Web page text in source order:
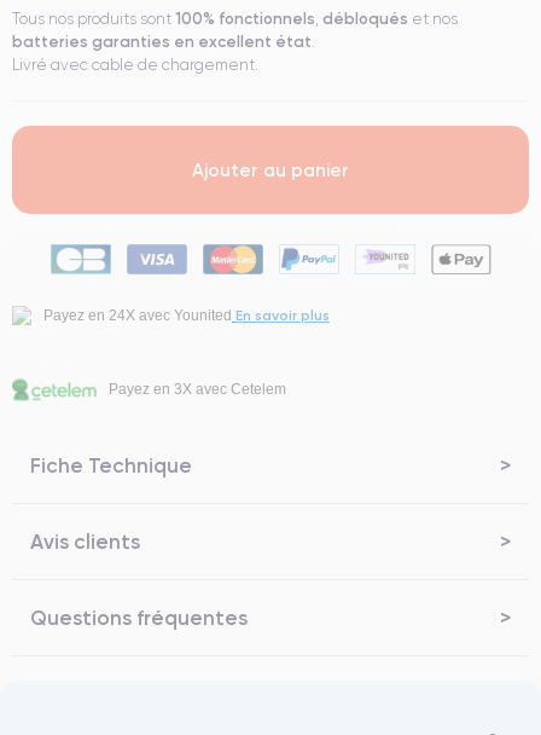
Tous nos produits sont 100% fonctionnels, débloqués et nos
batteries garanties en excellent état.
Livré avec cable de chargement.
Ajouter au panier
Payez en 24X avec Younited En savoir plus
Payez en 3X avec Cetelem
Fiche Technique
Avis clients
Questions fréquentes